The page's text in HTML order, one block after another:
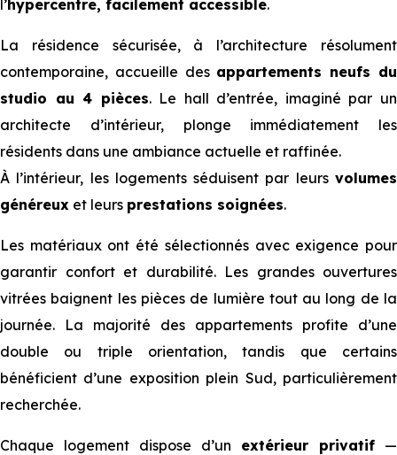
l’hypercentre, facilement accessible.
La résidence sécurisée, à l’architecture résolument
contemporaine, accueille des appartements neufs du
studio au 4 pièces. Le hall d’entrée, imaginé par un
architecte d’intérieur, plonge immédiatement les
résidents dans une ambiance actuelle et raffinée.
À l’intérieur, les logements séduisent par leurs volumes
généreux et leurs prestations soignées.
Les matériaux ont été sélectionnés avec exigence pour
garantir confort et durabilité. Les grandes ouvertures
vitrées baignent les pièces de lumière tout au long de la
journée. La majorité des appartements profite d’une
double ou triple orientation, tandis que certains
bénéficient d’une exposition plein Sud, particulièrement
recherchée.
Chaque logement dispose d’un extérieur privatif —